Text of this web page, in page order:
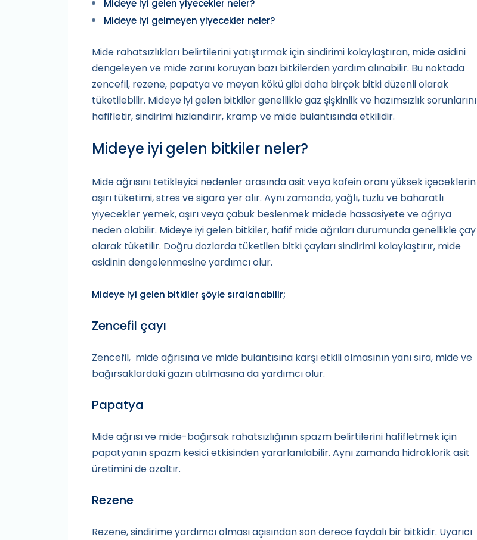
Mideye iyi gelen yiyecekler neler?
Mideye iyi gelmeyen yiyecekler neler?
Mide rahatsızlıkları belirtilerini yatıştırmak için sindirimi kolaylaştıran, mide asidini
dengeleyen ve mide zarını koruyan bazı bitkilerden yardım alınabilir. Bu noktada
zencefil, rezene, papatya ve meyan kökü gibi daha birçok bitki düzenli olarak
tüketilebilir. Mideye iyi gelen bitkiler genellikle gaz şişkinlik ve hazımsızlık sorunlarını
hafifletir, sindirimi hızlandırır, kramp ve mide bulantısında etkilidir.
Mideye iyi gelen bitkiler neler?
Mide ağrısını tetikleyici nedenler arasında asit veya kafein oranı yüksek içeceklerin
aşırı tüketimi, stres ve sigara yer alır. Aynı zamanda, yağlı, tuzlu ve baharatlı
yiyecekler yemek, aşırı veya çabuk beslenmek midede hassasiyete ve ağrıya
neden olabilir. Mideye iyi gelen bitkiler, hafif mide ağrıları durumunda genellikle çay
olarak tüketilir. Doğru dozlarda tüketilen bitki çayları sindirimi kolaylaştırır, mide
asidinin dengelenmesine yardımcı olur.
Mideye iyi gelen bitkiler şöyle sıralanabilir;
Zencefil çayı
Zencefil, mide ağrısına ve mide bulantısına karşı etkili olmasının yanı sıra, mide ve
bağırsaklardaki gazın atılmasına da yardımcı olur.
Papatya
Mide ağrısı ve mide-bağırsak rahatsızlığının spazm belirtilerini hafifletmek için
papatyanın spazm kesici etkisinden yararlanılabilir. Aynı zamanda hidroklorik asit
üretimini de azaltır.
Rezene
Rezene, sindirime yardımcı olması açısından son derece faydalı bir bitkidir. Uyarıcı